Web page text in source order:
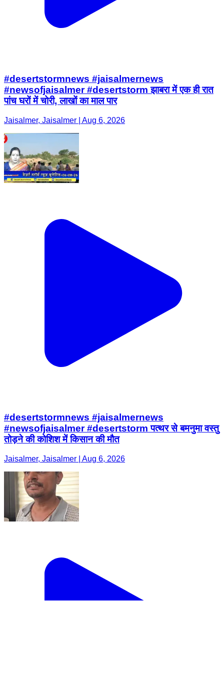
#desertstormnews #jaisalmernews
#newsofjaisalmer #desertstorm झाबरा में एक ही रात
पांच घरों में चोरी, लाखों का माल पार
Jaisalmer, Jaisalmer | Aug 6, 2026
#desertstormnews #jaisalmernews
#newsofjaisalmer #desertstorm पत्थर से बमनुमा वस्तु
तोड़ने की कोशिश में किसान की मौत
Jaisalmer, Jaisalmer | Aug 6, 2026